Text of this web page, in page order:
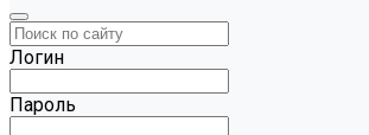
Логин
Пароль